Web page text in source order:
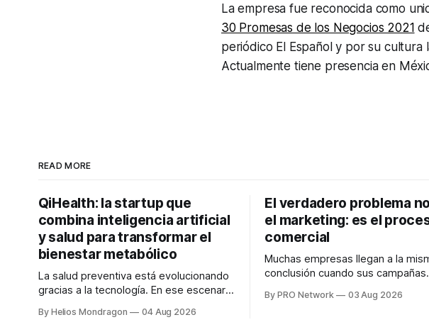
La empresa fue reconocida como
30 Promesas de los Negocios 2021
periódico El Español y por su cultura
Actualmente tiene presencia en
READ MORE
QiHealth: la startup que
combina inteligencia artificial
y salud para transformar el
bienestar metabólico
La salud preventiva está evolucionando
gracias a la tecnología. En ese escenario
desarrolla un ecosistema digital capaz
By Helios Mondragon 04 Aug 2026
El verdadero problema
el marketing: es el
comercial
Muchas empresas llegan a la
conclusión cuando sus campañas
marketing no funciona". Sin
By PRO Network 03 Aug 2026